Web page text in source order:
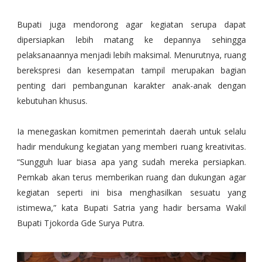
Bupati juga mendorong agar kegiatan serupa dapat
dipersiapkan lebih matang ke depannya sehingga
pelaksanaannya menjadi lebih maksimal. Menurutnya, ruang
berekspresi dan kesempatan tampil merupakan bagian
penting dari pembangunan karakter anak-anak dengan
kebutuhan khusus.
Ia menegaskan komitmen pemerintah daerah untuk selalu
hadir mendukung kegiatan yang memberi ruang kreativitas.
“Sungguh luar biasa apa yang sudah mereka persiapkan.
Pemkab akan terus memberikan ruang dan dukungan agar
kegiatan seperti ini bisa menghasilkan sesuatu yang
istimewa,” kata Bupati Satria yang hadir bersama Wakil
Bupati Tjokorda Gde Surya Putra.